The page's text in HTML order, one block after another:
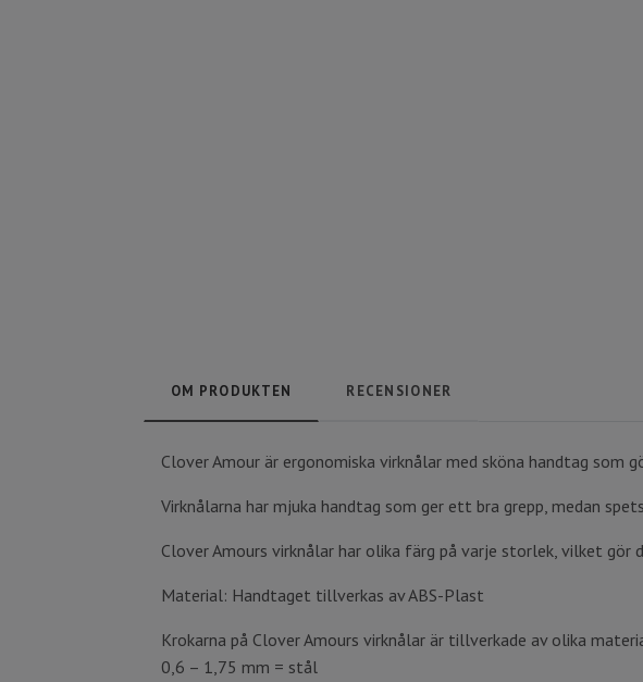
OM PRODUKTEN RECENSIONER
Clover Amour är ergonomiska virknålar med sköna handtag som
Virknålarna har mjuka handtag som ger ett bra grepp, medan
Clover Amours virknålar har olika färg på varje storlek, vilket
Material: Handtaget tillverkas av ABS-Plast
Krokarna på Clover Amours virknålar är tillverkade av olika
0,6 – 1,75 mm = stål